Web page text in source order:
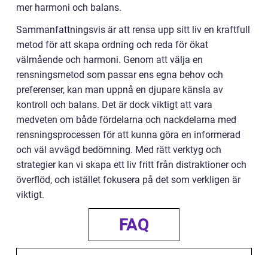
mer harmoni och balans.
Sammanfattningsvis är att rensa upp sitt liv en kraftfull
metod för att skapa ordning och reda för ökat
välmående och harmoni. Genom att välja en
rensningsmetod som passar ens egna behov och
preferenser, kan man uppnå en djupare känsla av
kontroll och balans. Det är dock viktigt att vara
medveten om både fördelarna och nackdelarna med
rensningsprocessen för att kunna göra en informerad
och väl avvägd bedömning. Med rätt verktyg och
strategier kan vi skapa ett liv fritt från distraktioner och
överflöd, och istället fokusera på det som verkligen är
viktigt.
FAQ